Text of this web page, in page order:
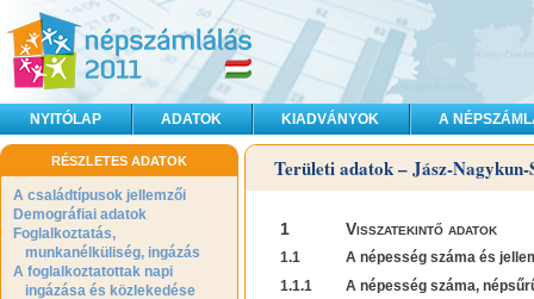
NYITÓLAP ADATOK KIADVÁNYOK A
RÉSZLETES ADATOK
A családtípusok jellemzői
Demográfiai adatok
Foglalkoztatás,
munkanélküliség, ingázás
A foglalkoztatottak napi
ingázása és közlekedése
Területi adatok – Jász-Nagykun-
1 Visszatekintő adatok
1.1
A népesség száma és
1.1.1
A népesség száma,